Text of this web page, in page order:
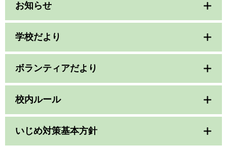
お知らせ
学校だより
ボランティアだより
校内ルール
いじめ対策基本方針